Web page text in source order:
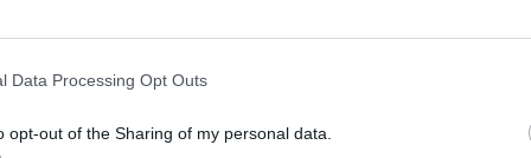
Data Processing Opt Outs
opt-out of the Sharing of my personal data.